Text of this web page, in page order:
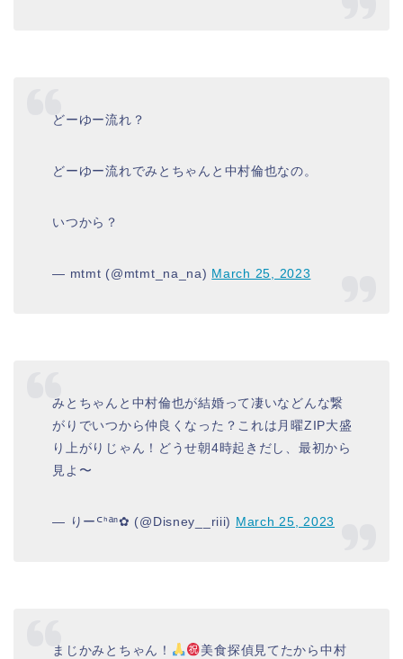
どーゆー流れ？
どーゆー流れでみとちゃんと中村倫也なの。
いつから？
— mtmt (@mtmt_na_na) March 25, 2023
みとちゃんと中村倫也が結婚って凄いなどんな繋
がりでいつから仲良くなった？これは月曜ZIP大盛
り上がりじゃん！どうせ朝4時起きだし、最初から
見よ〜
— りーᒼᑋªⁿ✿ (@Disney__riii) March 25, 2023
まじかみとちゃん！
美食探偵見てたから中村